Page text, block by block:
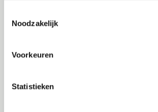
Noodzakelijk
Voorkeuren
Statistieken
daaruit voortkomen.
Verzekeringen. Ze zijn onderworpen aan
het auteursrecht beschermen. Een kopie